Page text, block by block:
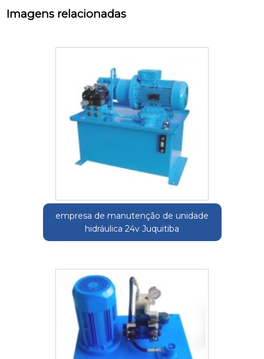
Imagens relacionadas
empresa de manutenção de unidade
hidráulica 24v Juquitiba